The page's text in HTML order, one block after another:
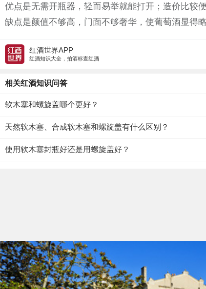
优点是无需开瓶器，轻而易举就能打开；造价比较
缺点是颜值不够高，门面不够奢华，使葡萄酒显得
红酒世界APP
红酒知识大全，拍酒标查红酒
相关红酒知识问答
软木塞和螺旋盖哪个更好？
天然软木塞、合成软木塞和螺旋盖有什么区别？
使用软木塞封瓶好还是用螺旋盖好？